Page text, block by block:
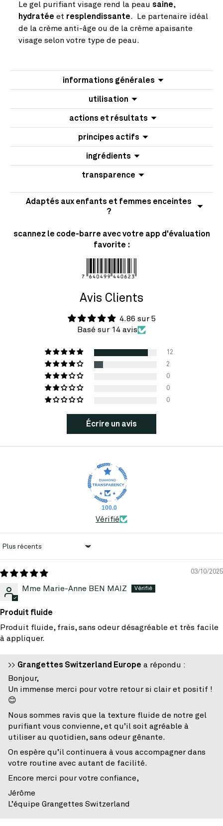
Le gel purifiant visage rend la peau saine,
hydratée et resplendissante.
Le partenaire idéal
de la crème anti-âge ou de la crème apaisante
visage selon votre type de peau.
informations générales
utilisation
actions et résultats
principes actifs
ingrédients
transparence
Adaptés aux enfants et femmes enceintes
?
scannez le code-barre avec votre app d'évaluation
favorite :
Avis Clients
4.86 sur 5
Basé sur 14 avis
12
2
0
0
0
Écrire un avis
100.0
Vérifié
Sort by
03/10/2025
Mme Marie-Anne BEN MAIZ
Produit fluide
Produit fluide, frais, sans odeur désagréable et très facile
à appliquer.
>> Grangettes Switzerland Europe a répondu :
Bonjour,
Un immense merci pour votre retour si clair et positif !
😊
Nous sommes ravis que la texture fluide de notre gel
purifiant vous convienne, et qu’il soit agréable à
utiliser au quotidien, sans odeur gênante.
On espère qu’il continuera à vous accompagner dans
votre routine avec autant de facilité.
Encore merci pour votre confiance,
Jérôme
L’équipe Grangettes Switzerland